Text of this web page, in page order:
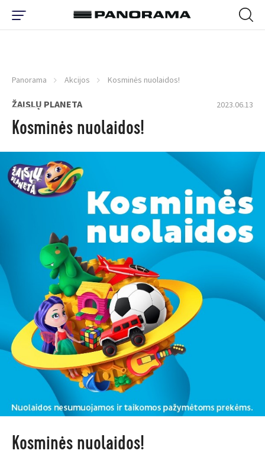
Panorama Akcijos Kosminės nuolaidos!
ŽAISLŲ PLANETA 2023.06.13
Kosminės nuolaidos!
Kosminės nuolaidos!